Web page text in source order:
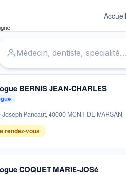
Accueil
BERNIS JEAN-CHARLES
Joseph Pancaut, 40000 MONT DE MARSAN
rendez-vous
COQUET MARIE-JOSé